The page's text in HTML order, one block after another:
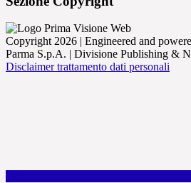
Copyright 2026 | Engineered and
Parma S.p.A. | Divisione Publishing &
Disclaimer trattamento dati personali